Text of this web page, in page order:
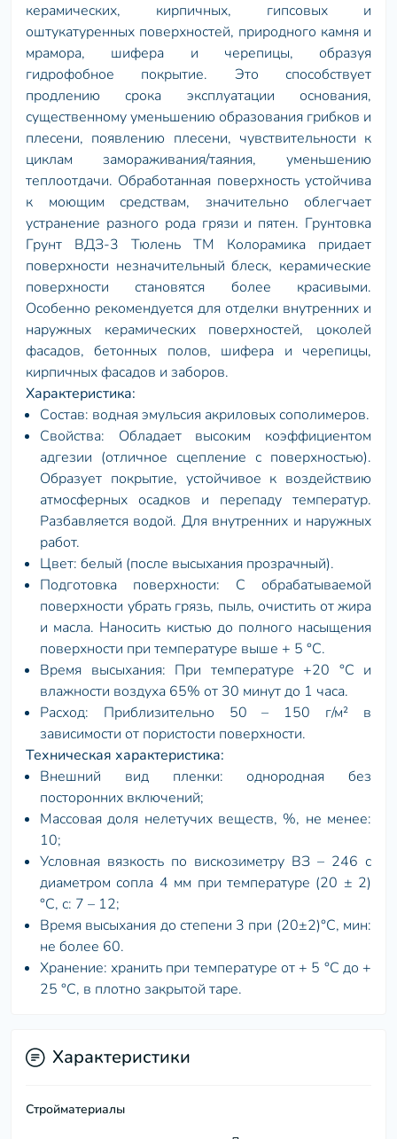
керамических, кирпичных, гипсовых и
оштукатуренных поверхностей, природного камня и
мрамора, шифера и черепицы, образуя
гидрофобное покрытие. Это способствует
продлению срока эксплуатации основания,
существенному уменьшению образования грибков и
плесени, появлению плесени, чувствительности к
циклам замораживания/таяния, уменьшению
теплоотдачи. Обработанная поверхность устойчива
к моющим средствам, значительно облегчает
устранение разного рода грязи и пятен. Грунтовка
Грунт ВДЗ-3 Тюлень ТМ Колорамика придает
поверхности незначительный блеск, керамические
поверхности становятся более красивыми.
Особенно рекомендуется для отделки внутренних и
наружных керамических поверхностей, цоколей
фасадов, бетонных полов, шифера и черепицы,
кирпичных фасадов и заборов.
Характеристика:
Состав: водная эмульсия акриловых сополимеров.
Свойства: Обладает высоким коэффициентом
адгезии (отличное сцепление с поверхностью).
Образует покрытие, устойчивое к воздействию
атмосферных осадков и перепаду температур.
Разбавляется водой. Для внутренних и наружных
работ.
Цвет: белый (после высыхания прозрачный).
Подготовка поверхности: С обрабатываемой
поверхности убрать грязь, пыль, очистить от жира
и масла. Наносить кистью до полного насыщения
поверхности при температуре выше + 5 °С.
Время высыхания: При температуре +20 °С и
влажности воздуха 65% от 30 минут до 1 часа.
Расход: Приблизительно 50 – 150 г/м² в
зависимости от пористости поверхности.
Техническая характеристика:
Внешний вид пленки: однородная без
посторонних включений;
Массовая доля нелетучих веществ, %, не менее:
10;
Условная вязкость по вискозиметру ВЗ – 246 с
диаметром сопла 4 мм при температуре (20 ± 2)
°С, с: 7 – 12;
Время высыхания до степени 3 при (20±2)°С, мин:
не более 60.
Хранение: хранить при температуре от + 5 °С до +
25 °С, в плотно закрытой таре.
Характеристики
Стройматериалы